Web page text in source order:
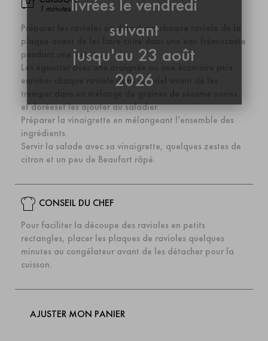
suivant
jusqu'au 23 août
2026
1 minutes
Préparer les ravioles en détachant chaque raviole de la
plaque avant de les faire cuire dans une eau frémissante
pendant une minute.
Les égoutter avec une araignée ou une écumoire puis
enrober chaque raviole dans du miel avant de les
tremper dans un mélange de graines de sésame noires
et doréeset les ajouter au saladier.
Préparer la vinaigrette en mélangeant l’ensemble des
ingrédients.
Servir la salade avec sa vinaigrette, quelques zestes de
citron et un peu de Beaufort râpé.
CONSEIL DU CHEF
Pour faciliter la découpe des ravioles en petits
rectangles, placer les plaques de ravioles quelques
minutes au congélateur avant de les détacher pour la
cuisson.
AJUSTER MON PANIER